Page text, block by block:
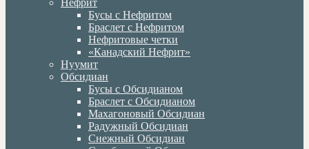
Нефрит
Бусы с Нефритом
Браслет с Нефритом
Нефритовые четки
«Канадский Нефрит»
Нуумит
Обсидиан
Бусы с Обсидианом
Браслет с Обсидианом
Махагоновый Обсидиан
Радужный Обсидиан
Снежный Обсидиан